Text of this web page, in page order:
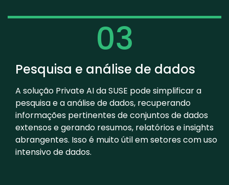
03
Pesquisa e análise de dados
A solução Private AI da SUSE pode simplificar a
pesquisa e a análise de dados, recuperando
informações pertinentes de conjuntos de dados
extensos e gerando resumos, relatórios e insights
abrangentes. Isso é muito útil em setores com uso
intensivo de dados.